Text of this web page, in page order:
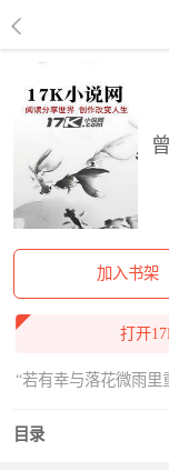
加入书架
打开
“若有幸与落花微雨里
目录